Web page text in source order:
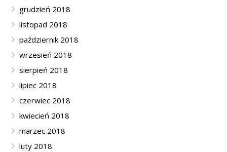
grudzień 2018
listopad 2018
październik 2018
wrzesień 2018
sierpień 2018
lipiec 2018
czerwiec 2018
kwiecień 2018
marzec 2018
luty 2018